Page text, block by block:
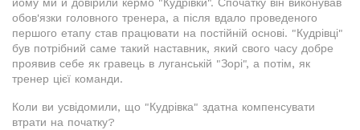
обов'язки головного тренера, а після вдало проведеного
першого етапу став працювати на постійній основі. "Кудрівці"
був потрібний саме такий наставник, який свого часу добре
проявив себе як гравець в луганській "Зорі", а потім, як
тренер цієї команди.
Коли ви усвідомили, що "Кудрівка" здатна компенсувати
втрати на початку?